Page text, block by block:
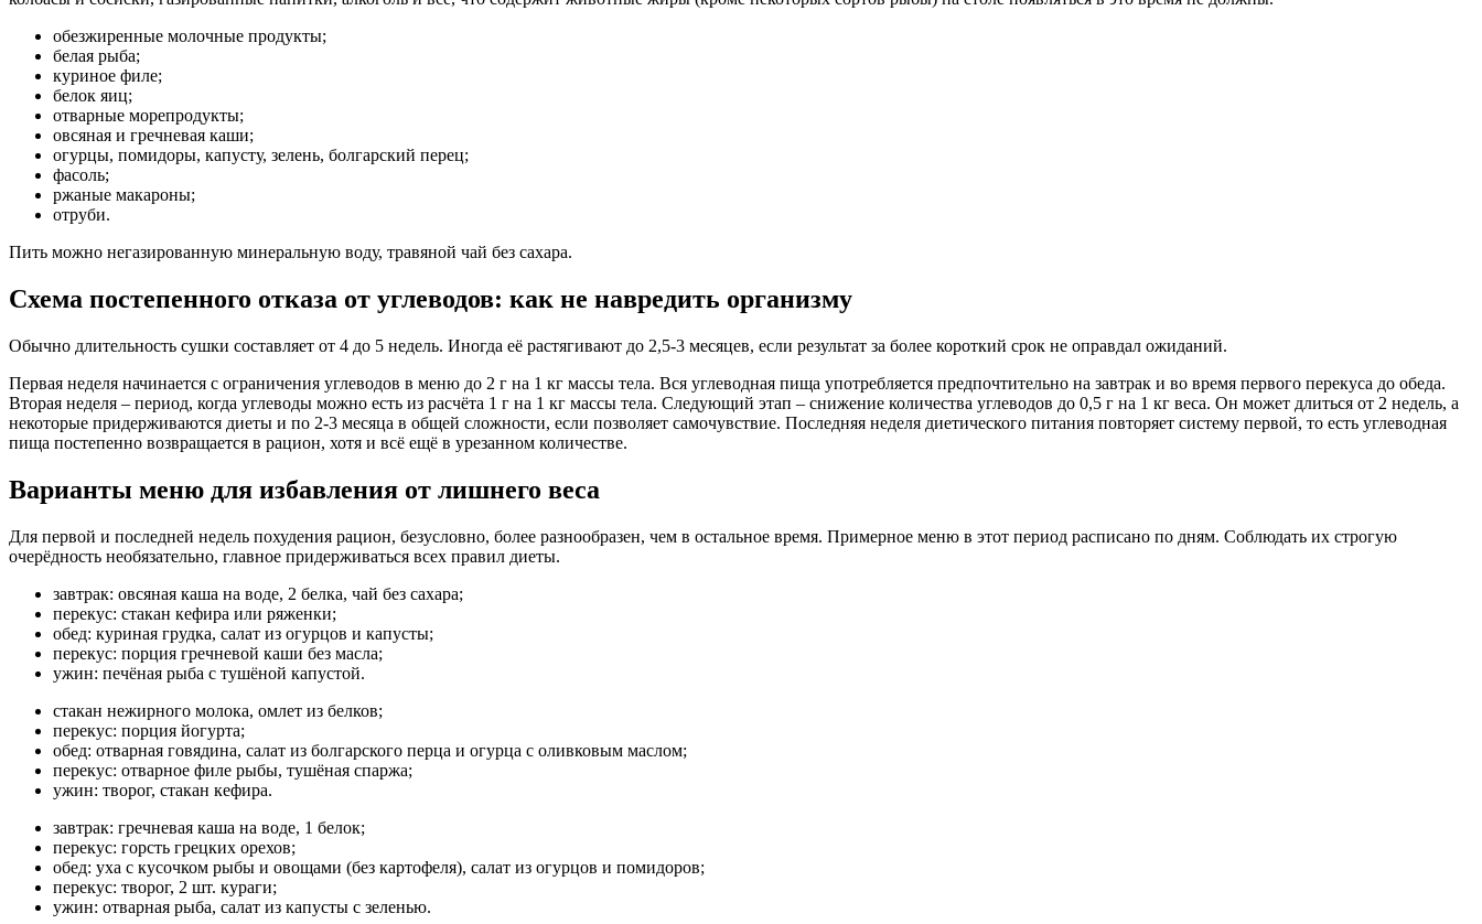
обезжиренные молочные продукты;
белая рыба;
куриное филе;
белок яиц;
отварные морепродукты;
овсяная и гречневая каши;
огурцы, помидоры, капусту, зелень, болгарский перец;
фасоль;
ржаные макароны;
отруби.
Пить можно негазированную минеральную воду, травяной чай без сахара.
Схема постепенного отказа от углеводов: как не навредить организму
Обычно длительность сушки составляет от 4 до 5 недель. Иногда её растягивают до 2,5-3 месяцев, если результат за более короткий срок не оправдал ожиданий.
Первая неделя начинается с ограничения углеводов в меню до 2 г на 1 кг массы тела. Вся углеводная пища употребляется предпочтительно на завтрак и во время первого перекуса до обеда.
Вторая неделя – период, когда углеводы можно есть из расчёта 1 г на 1 кг массы тела. Следующий этап – снижение количества углеводов до 0,5 г на 1 кг веса. Он может длиться от 2 недель, а
некоторые придерживаются диеты и по 2-3 месяца в общей сложности, если позволяет самочувствие. Последняя неделя диетического питания повторяет систему первой, то есть углеводная
пища постепенно возвращается в рацион, хотя и всё ещё в урезанном количестве.
Варианты меню для избавления от лишнего веса
Для первой и последней недель похудения рацион, безусловно, более разнообразен, чем в остальное время. Примерное меню в этот период расписано по дням. Соблюдать их строгую
очерёдность необязательно, главное придерживаться всех правил диеты.
завтрак: овсяная каша на воде, 2 белка, чай без сахара;
перекус: стакан кефира или ряженки;
обед: куриная грудка, салат из огурцов и капусты;
перекус: порция гречневой каши без масла;
ужин: печёная рыба с тушёной капустой.
стакан нежирного молока, омлет из белков;
перекус: порция йогурта;
обед: отварная говядина, салат из болгарского перца и огурца с оливковым маслом;
перекус: отварное филе рыбы, тушёная спаржа;
ужин: творог, стакан кефира.
завтрак: гречневая каша на воде, 1 белок;
перекус: горсть грецких орехов;
обед: уха с кусочком рыбы и овощами (без картофеля), салат из огурцов и помидоров;
перекус: творог, 2 шт. кураги;
ужин: отварная рыба, салат из капусты с зеленью.